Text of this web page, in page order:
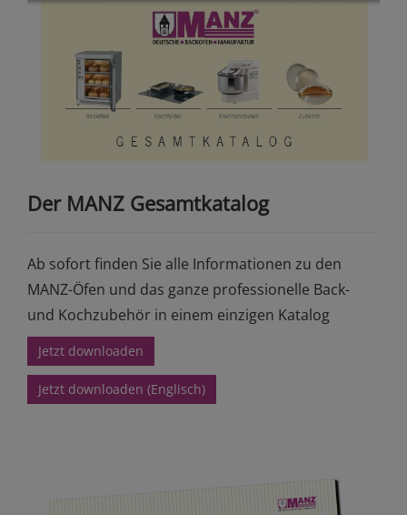
Der MANZ Gesamtkatalog
Ab sofort finden Sie alle Informationen zu den
MANZ-Öfen und das ganze professionelle Back-
und Kochzubehör in einem einzigen Katalog
Jetzt downloaden
Jetzt downloaden (Englisch)